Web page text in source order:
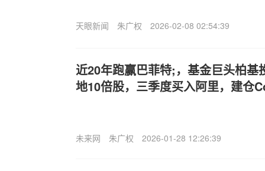
天眼新闻 朱广权 2026-02-08 02:54:39
近20年跑赢巴菲特;，基金巨头柏基
地10倍股，三季度买入阿里，建仓
未来网 朱广权 2026-01-28 12:26:39